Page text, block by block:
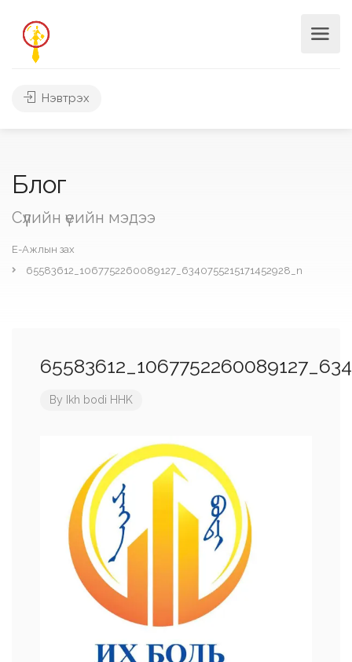
Нэвтрэх
Блог
Сүүлийн үеийн мэдээ
Е-Ажлын зах
65583612_1067752260089127_6340755215171452928_n
By Ikh bodi HHK